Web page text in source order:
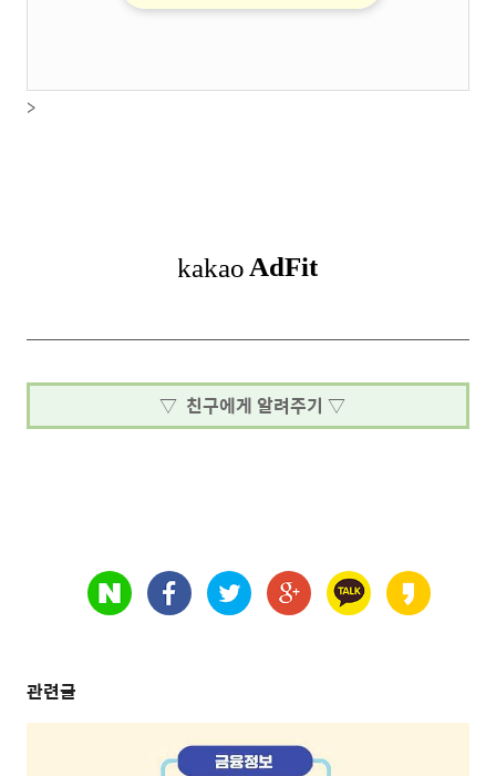
>
▽ 친구에게 알려주기 ▽
관련글